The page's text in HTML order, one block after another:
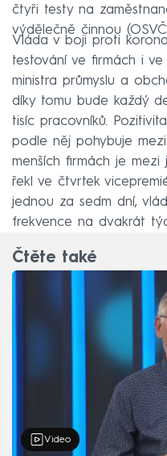
čtyři testy na
výdělečně činnou
Vláda v boji proti
testování ve firmách i ve
ministra průmyslu a
díky tomu bude každý
tisíc pracovníků.
podle něj pohybuje
menších firmách je
řekl ve čtvrtek
jednou za sedm dní,
frekvence na dvakrát
Čtěte také
Video